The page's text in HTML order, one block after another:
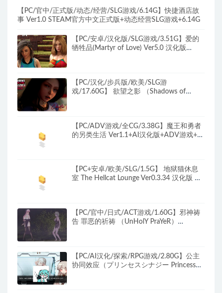
【PC/官中/正式版/动态/经营/SLG游戏/6.14G】快捷酒店故
事 Ver1.0 STEAM官方中文正式版+动态经营SLG游戏+6.14G
【PC/安卓/汉化版/SLG游戏/3.51G】爱的
牺牲品(Martyr of Love) Ver5.0 汉化版
【PC/汉化/步兵版/欧美/SLG游
戏/17.60G】 欲望之影 （Shadows of
【PC/ADV游戏/全CG/3.38G】魔王和勇者
的另类生活 Ver1.1+AI汉化版+ADV游戏+全
【PC+安卓/欧美/SLG/1.5G】 地狱猫休息
室 The Hellcat Lounge Ver0.3.34 汉化版 更
【PC/官中/日式/ACT游戏/1.60G】邪神祷
告 罪恶的祈祷 （UnHolY PraYeR）
【PC/AI汉化/探索/RPG游戏/2.80G】公主
协同效应（プリンセスシナジー Princess